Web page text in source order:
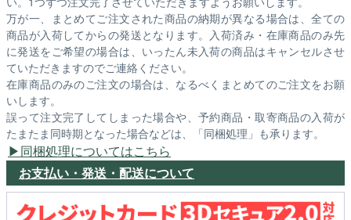
万が一、まとめてご注文された商品の納期が異なる場合は、全ての
商品が入荷してからの発送となります。入荷済み・在庫商品のみ先
に発送をご希望の場合は、いったん未入荷の商品はキャンセルさせ
ていただきますのでご連絡ください。
在庫商品のみのご注文の場合は、なるべくまとめてのご注文をお願
いします。
誤って注文完了してしまった場合や、予約商品・取寄商品の入荷が
たまたま同時期となった場合などは、「同梱処理」も承ります。
同梱処理についてはこちら
お支払い・発送・配送について